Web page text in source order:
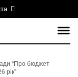
“Про бюджет
рік”